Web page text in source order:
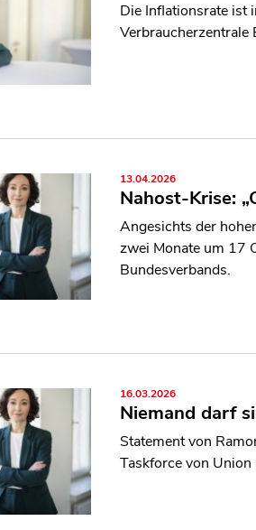
Die Inflationsrate ist
Verbraucherzentrale
13.04.2026
Nahost-Krise:
Angesichts der
zwei Monate um 17
Bundesverbands.
16.03.2026
Niemand darf
Statement von
Taskforce von